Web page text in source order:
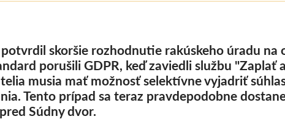
skoršie rozhodnutie rakúskeho úradu na
porušili GDPR, keď zaviedli službu "Zaplať
musia mať možnosť selektívne vyjadriť
Tento prípad sa teraz pravdepodobne
Súdny dvor.